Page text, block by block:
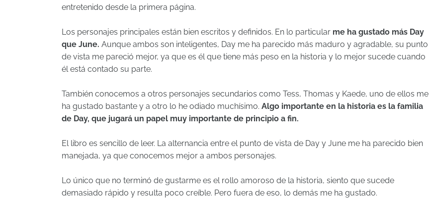
entretenido desde la primera página.
Los personajes principales están bien escritos y definidos. En lo particular me ha gustado más Day
que June. Aunque ambos son inteligentes, Day me ha parecido más maduro y agradable, su punto
de vista me pareció mejor, ya que es él que tiene más peso en la historia y lo mejor sucede cuando
él está contado su parte.
También conocemos a otros personajes secundarios como Tess, Thomas y Kaede, uno de ellos me
ha gustado bastante y a otro lo he odiado muchísimo. Algo importante en la historia es la familia
de Day, que jugará un papel muy importante de principio a fin.
El libro es sencillo de leer. La alternancia entre el punto de vista de Day y June me ha parecido bien
manejada, ya que conocemos mejor a ambos personajes.
Lo único que no terminó de gustarme es el rollo amoroso de la historia, siento que sucede
demasiado rápido y resulta poco creíble. Pero fuera de eso, lo demás me ha gustado.